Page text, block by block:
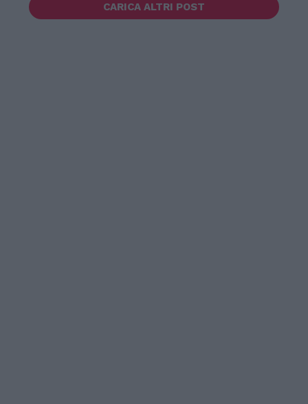
CARICA ALTRI POST